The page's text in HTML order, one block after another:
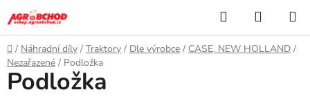
na
obsah
Hledat
KOŠÍK
Domů
/ Náhradní díly / Traktory / Dle výrobce / CASE, NEW HOLLAND /
Nezařazené / Podložka
Podložka